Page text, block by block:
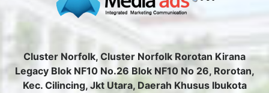
Cluster Norfolk, Cluster Norfolk Rorotan Kirana
Legacy Blok NF10 No.26 Blok NF10 No 26, Rorotan,
Kec. Cilincing, Jkt Utara, Daerah Khusus Ibukota